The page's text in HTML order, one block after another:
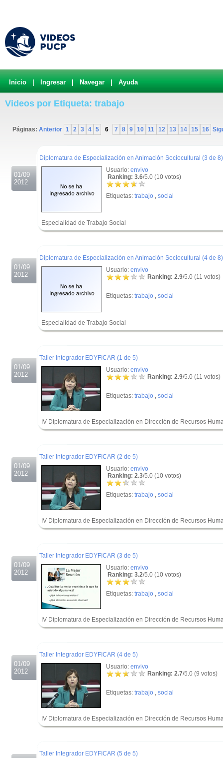
Inicio Ingresar Navegar Ayuda
Videos por Etiqueta: trabajo
Páginas: Anterior 1 2 3 4 5 6 7 8 9 10 11 12 13 14 15 16
01/09
2012
Diplomatura de Especialización en Animación Sociocultural (3 de 8)
Usuario: envivo
Ranking: 3.6/5.0 (10 votos)
Etiquetas: trabajo , social
Especialidad de Trabajo Social
01/09
2012
Diplomatura de Especialización en Animación Sociocultural (4 de 8)
Usuario: envivo
Ranking: 2.9/5.0 (11 votos)
Etiquetas: trabajo , social
Especialidad de Trabajo Social
01/09
2012
Taller Integrador EDYFICAR (1 de 5)
Usuario: envivo
Ranking: 2.9/5.0 (11 votos)
Etiquetas: trabajo , social
IV Diplomatura de Especialización en Dirección de Recursos
01/09
2012
Taller Integrador EDYFICAR (2 de 5)
Usuario: envivo
Ranking: 2.3/5.0 (10 votos)
Etiquetas: trabajo , social
IV Diplomatura de Especialización en Dirección de Recursos
01/09
2012
Taller Integrador EDYFICAR (3 de 5)
Usuario: envivo
Ranking: 3.2/5.0 (10 votos)
Etiquetas: trabajo , social
IV Diplomatura de Especialización en Dirección de Recursos
01/09
2012
Taller Integrador EDYFICAR (4 de 5)
Usuario: envivo
Ranking: 2.7/5.0 (9 votos)
Etiquetas: trabajo , social
IV Diplomatura de Especialización en Dirección de Recursos
Taller Integrador EDYFICAR (5 de 5)